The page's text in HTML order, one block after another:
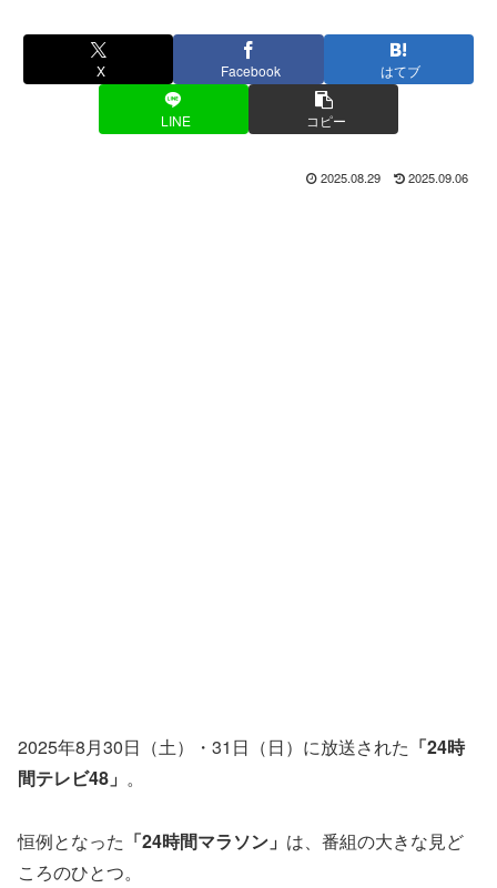
X Facebook はてブ
LINE コピー
2025.08.29 2025.09.06
2025年8月30日（土）・31日（日）に放送された 「24時
間テレビ48」 。
恒例となった 「24時間マラソン」 は、番組の大きな見ど
ころのひとつ。